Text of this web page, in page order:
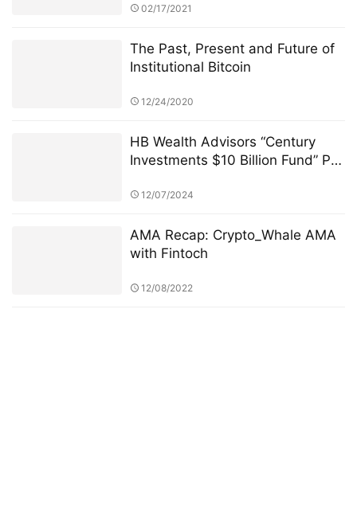
02/17/2021
The Past, Present and Future of
Institutional Bitcoin
12/24/2020
HB Wealth Advisors “Century
Investments $10 Billion Fund” PK
Approach to Asset Allocation
12/07/2024
AMA Recap: Crypto_Whale AMA
with Fintoch
12/08/2022